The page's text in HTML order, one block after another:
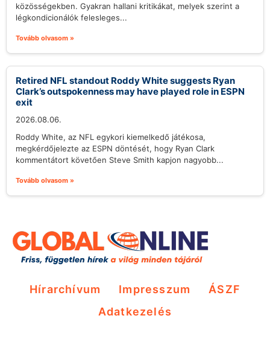
közösségekben. Gyakran hallani kritikákat, melyek szerint a
légkondicionálók felesleges...
Tovább olvasom »
Retired NFL standout Roddy White suggests Ryan
Clark’s outspokenness may have played role in ESPN
exit
2026.08.06.
Roddy White, az NFL egykori kiemelkedő játékosa,
megkérdőjelezte az ESPN döntését, hogy Ryan Clark
kommentátort követően Steve Smith kapjon nagyobb...
Tovább olvasom »
Hírarchívum Impresszum
ÁSZF
Adatkezelés